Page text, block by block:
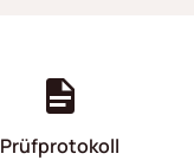
Prüfprotokoll